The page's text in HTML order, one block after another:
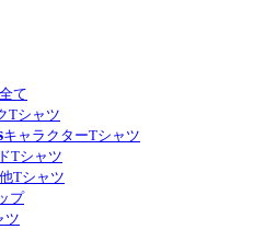
て
Tシャツ
キャラクターTシャツ
Tシャツ
Tシャツ
プ
ツ